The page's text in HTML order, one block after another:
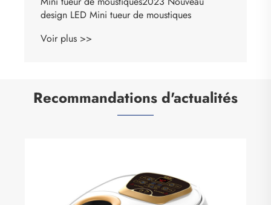
Recommandations d'actualités
La structure principale de la machine à laver
les chaussures